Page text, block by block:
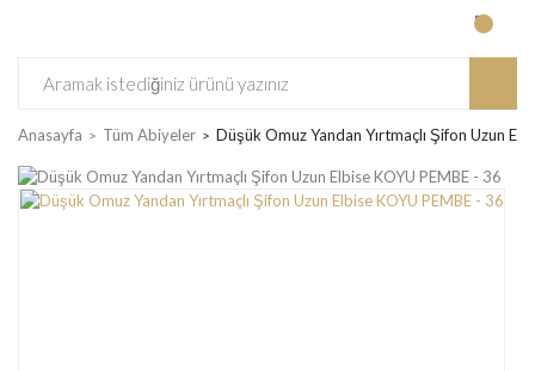
Anasayfa Tüm Abiyeler Düşük Omuz Yandan Yırtmaçlı Şifon Uzun